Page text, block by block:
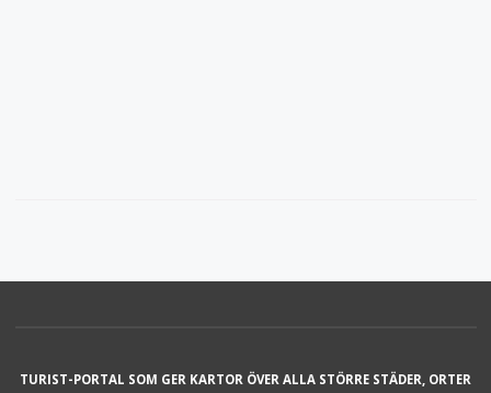
TURIST-PORTAL SOM GER KARTOR ÖVER ALLA STÖRRE STÄDER, ORTER